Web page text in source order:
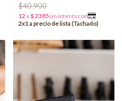
$40.900